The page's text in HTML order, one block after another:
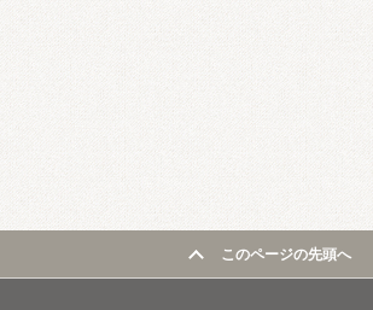
このページの先頭へ